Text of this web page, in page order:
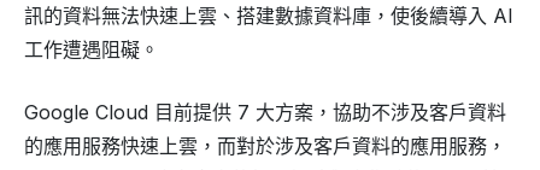
訊的資料無法快速上雲、搭建數據資料庫，使後續導入 AI
工作遭遇阻礙。
Google Cloud 目前提供 7 大方案，協助不涉及客戶資料
的應用服務快速上雲，而對於涉及客戶資料的應用服務，